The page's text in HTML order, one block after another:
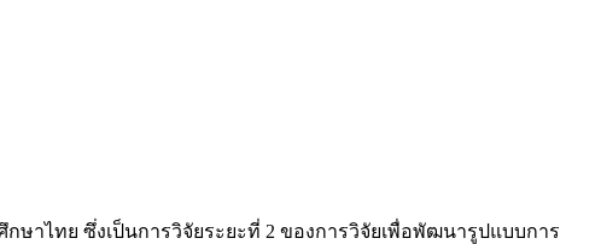
ษาไทย ซึ่งเป็นการวิจัยระยะที่ 2 ของการวิจัยเพื่อพัฒนารูปแบบการ